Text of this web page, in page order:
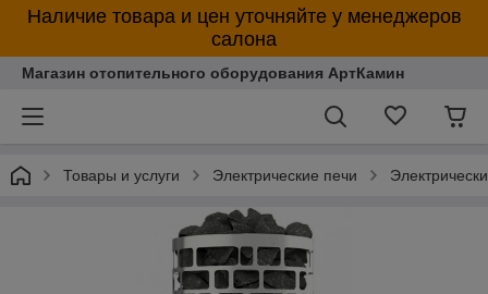
Наличие товара и цен уточняйте у менеджеров
салона
Магазин отопительного оборудования АртКамин
Товары и услуги Электрические печи